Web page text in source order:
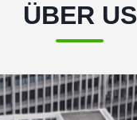
ÜBER US